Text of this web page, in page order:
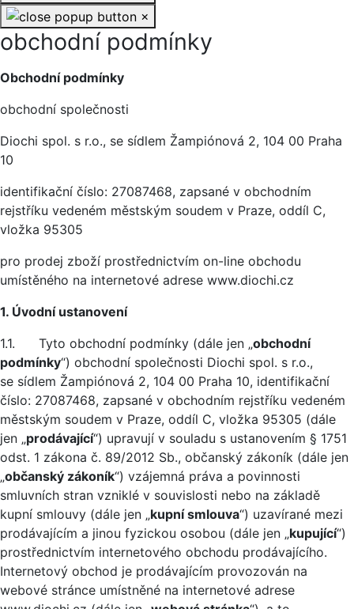
×
obchodní podmínky
Základní údaje
Obchodní podmínky
obchodní společnosti
Diochi spol. s r.o., se sídlem Žampiónová 2, 104 00 Praha
10
identifikační číslo: 27087468, zapsané v obchodním
rejstříku vedeném městským soudem v Praze, oddíl C,
vložka 95305
pro prodej zboží prostřednictvím on-line obchodu
umístěného na internetové adrese www.diochi.cz
1. Úvodní ustanovení
1.1. Tyto obchodní podmínky (dále jen „obchodní
podmínky“) obchodní společnosti Diochi spol. s r.o.,
se sídlem Žampiónová 2, 104 00 Praha 10, identifikační
číslo: 27087468, zapsané v obchodním rejstříku vedeném
městským soudem v Praze, oddíl C, vložka 95305 (dále
jen „prodávající“) upravují v souladu s ustanovením § 1751
odst. 1 zákona č. 89/2012 Sb., občanský zákoník (dále jen
„občanský zákoník“) vzájemná práva a povinnosti
smluvních stran vzniklé v souvislosti nebo na základě
kupní smlouvy (dále jen „kupní smlouva“) uzavírané mezi
prodávajícím a jinou fyzickou osobou (dále jen „kupující“)
prostřednictvím internetového obchodu prodávajícího.
Internetový obchod je prodávajícím provozován na
webové stránce umístněné na internetové adrese